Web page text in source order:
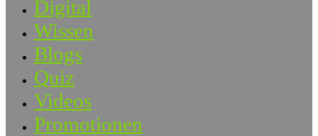
Digital
Wissen
Blogs
Quiz
Videos
Promotionen